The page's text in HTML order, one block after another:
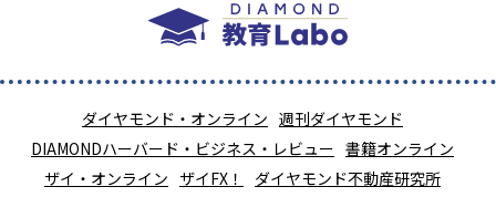
ダイヤモンド・オンライン 週刊ダイヤモンド
DIAMONDハーバード・ビジネス・レビュー 書籍オンライン
ザイ・オンライン ザイFX！ ダイヤモンド不動産研究所